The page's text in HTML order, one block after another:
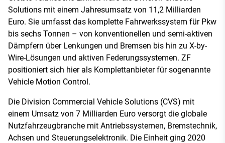
Solutions mit einem Jahresumsatz von 11,2 Milliarden
Euro. Sie umfasst das komplette Fahrwerkssystem für Pkw
bis sechs Tonnen – von konventionellen und semi-aktiven
Dämpfern über Lenkungen und Bremsen bis hin zu X-by-
Wire-Lösungen und aktiven Federungssystemen. ZF
positioniert sich hier als Komplettanbieter für sogenannte
Vehicle Motion Control.
Die Division Commercial Vehicle Solutions (CVS) mit
einem Umsatz von 7 Milliarden Euro versorgt die globale
Nutzfahrzeugbranche mit Antriebssystemen, Bremstechnik,
Achsen und Steuerungselektronik. Die Einheit ging 2020